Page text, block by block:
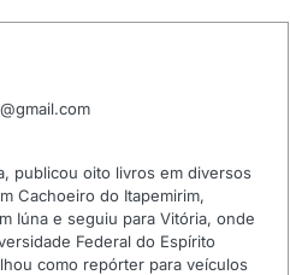
publicou oito livros em diversos
Cachoeiro do Itapemirim,
Iúna e seguiu para Vitória, onde
Federal do Espírito
como repórter para veículos